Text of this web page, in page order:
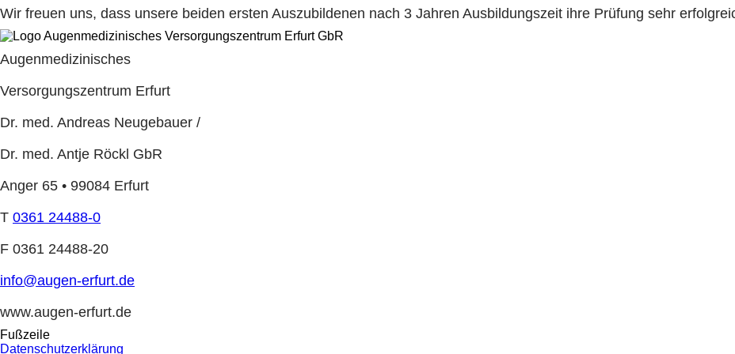
Wir freuen uns, dass unsere beiden ersten Auszubildenen nach 3 Jahren Ausbildungszeit ihre Prüfung sehr
Augenmedizinisches
Versorgungszentrum Erfurt
Dr. med. Andreas Neugebauer /
Dr. med. Antje Röckl GbR
Anger 65 • 99084 Erfurt
T 0361 24488-0
F 0361 24488-20
info@augen-erfurt.de
www.augen-erfurt.de
Fußzeile
Datenschutzerklärung